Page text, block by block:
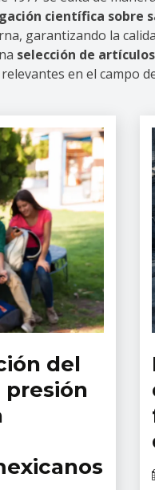
científica sobre
garantizando la
selección de
en el campo
del